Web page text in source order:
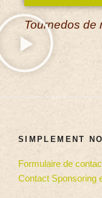
Tournedos de
SIMPLEMENT
Formulaire de
Contact Sponsoring